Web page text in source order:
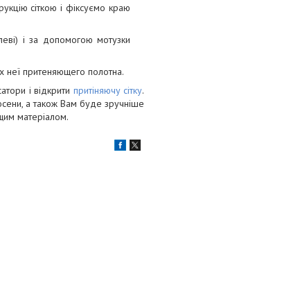
сіткою і фіксуємо краю
і за допомогою мотузки
неї притеняющего полотна.
і відкрити притіняючу сітку.
а також Вам буде зручніше
матеріалом.